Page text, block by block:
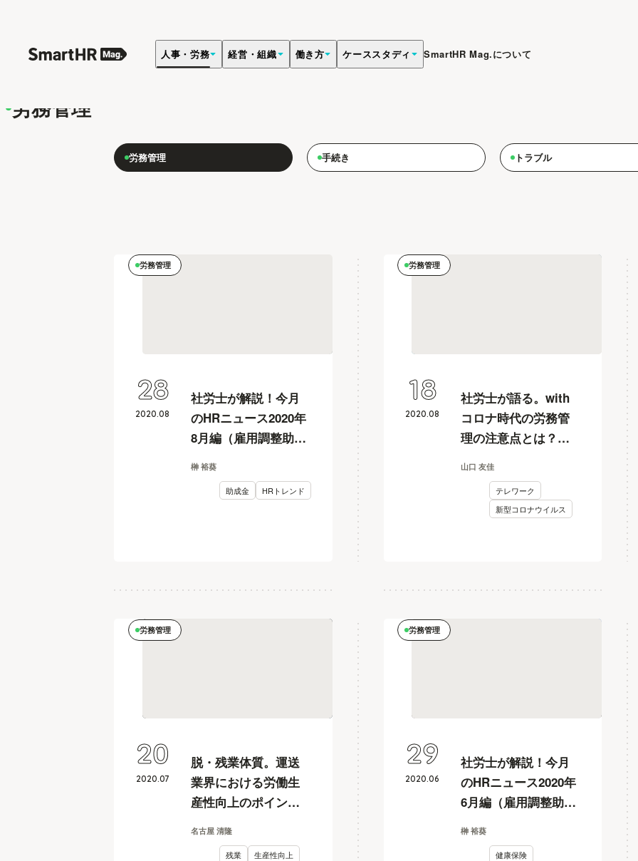
人事・労務 経営・組織 働き方 ケーススタディ SmartHR Mag.について
労務管理
労務管理 手続き トラブル
労務管理
社労士が解説！今月
のHRニュース2020年
8月編（雇用調整助成
正、最低賃金引き上
げなど）
榊 裕葵
助成金 HRトレンド
2020.08
28
労務管理
社労士が語る。with
コロナ時代の労務管
理の注意点とは？
山口 友佳
テレワーク
新型コロナウイルス
2020.08
18
労務管理
脱・残業体質。運送
業界における労働生
産性向上のポイント
人事カイカク#3】
名古屋 清隆
残業 生産性向上
2020.07
20
労務管理
社労士が解説！今月
のHRニュース2020年
6月編（雇用調整助成
クイチ報告など）
榊 裕葵
健康保険
2020.06
29